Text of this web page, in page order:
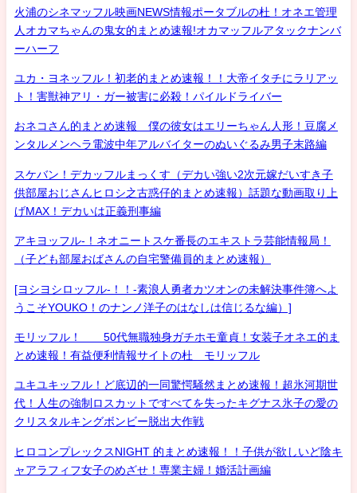
火浦のシネマッフル映画NEWS情報ポータブルの杜！オネエ管理
人オカマちゃんの鬼女的まとめ速報!オカマッフルアタックナンバ
ーハーフ
ユカ・ヨネッフル！初老的まとめ速報！！大帝イタチにラリアッ
ト！害獣神アリ・ガー被害に必殺！パイルドライバー
おネコさん的まとめ速報 僕の彼女はエリーちゃん人形！豆腐メ
ンタルメンヘラ電波中年アルバイターのぬいぐるみ男子末路編
スケバン！デカッフルまっくす（デカい強い2次元嫁だいすき子
供部屋おじさんヒロシ之古惑仔的まとめ速報）話題な動画取り上
げMAX！デカいは正義刑事編
アキヨッフル-！ネオニートスケ番長のエキストラ芸能情報局！
（子ども部屋おばさんの自宅警備員的まとめ速報）
[ヨシヨシロッフル-！！-素浪人勇者カツオンの未解決事件簿へよ
うこそYOUKO！のナンノ洋子のはなしは信じるな編）]
モリッフル！ 50代無職独身ガチホモ童貞！女装子オネエ的ま
とめ速報！有益便利情報サイトの杜 モリッフル
ユキユキッフル！ど底辺的一同驚愕騒然まとめ速報！超氷河期世
代！人生の強制ロスカットですべてを失ったキグナス氷子の愛の
クリスタルキングボンビー脱出大作戦
ヒロコンプレックスNIGHT 的まとめ速報！！子供が欲しいど陰キ
ャアラフィフ女子のめざせ！専業主婦！婚活計画編